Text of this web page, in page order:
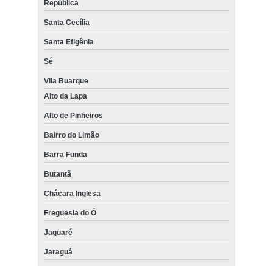
República
Santa Cecília
Santa Efigênia
Sé
Vila Buarque
Alto da Lapa
Alto de Pinheiros
Bairro do Limão
Barra Funda
Butantã
Chácara Inglesa
Freguesia do Ó
Jaguaré
Jaraguá